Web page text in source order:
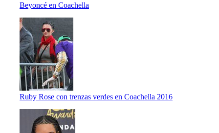
Beyoncé en Coachella
Ruby Rose con trenzas verdes en Coachella 2016